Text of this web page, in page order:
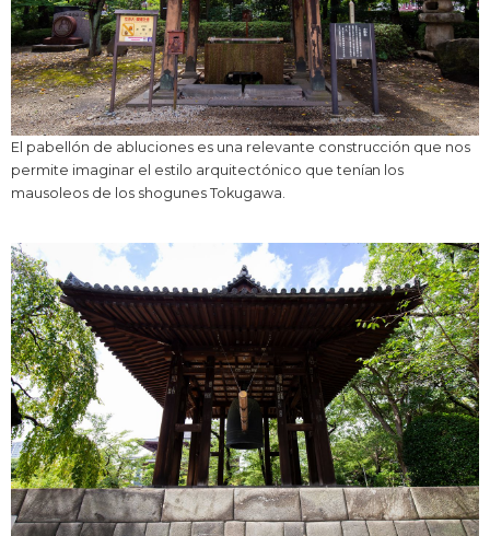
El pabellón de abluciones es una relevante construcción que nos
permite imaginar el estilo arquitectónico que tenían los
mausoleos de los shogunes Tokugawa.